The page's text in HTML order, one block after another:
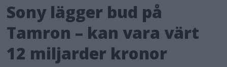
transmitter PDT-FP1 (sold separately),
captured data can be transmitted via
stable, high-speed 5G communication.
This high level of connectivity
Sony lägger bud på
Tamron – kan vara värt
12 miljarder kronor